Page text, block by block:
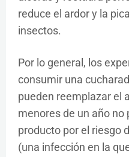
reduce el ardor y la
insectos.
Por lo general, los
consumir una
pueden reemplazar el
menores de un año no
producto por el riesgo
(una infección en la